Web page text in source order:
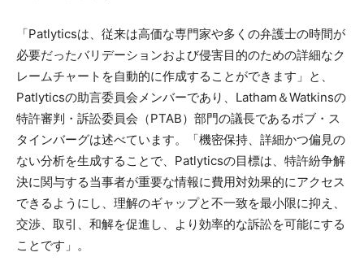
「Patlyticsは、従来は高価な専門家や多くの弁護士の時間が
必要だったバリデーションおよび侵害目的のための詳細なク
レームチャートを自動的に作成することができます」と、
Patlyticsの助言委員会メンバーであり、Latham＆Watkinsの
特許審判・訴訟委員会（PTAB）部門の議長であるボブ・ス
タインバーグは述べています。「機密保持、詳細かつ偏見の
ない分析を生成することで、Patlyticsの目標は、特許紛争解
決に関与する当事者が重要な情報に費用対効果的にアクセス
できるようにし、理解のギャップと不一致を最小限に抑え、
交渉、取引、和解を促進し、より効率的な訴訟を可能にする
ことです」。